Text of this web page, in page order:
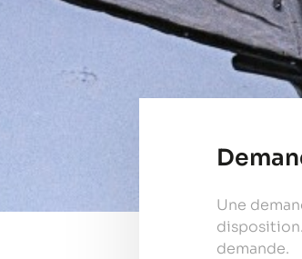
Une
demande.